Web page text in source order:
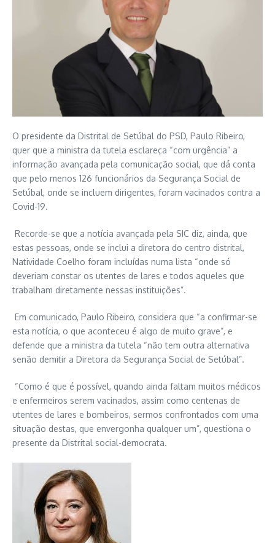
O presidente da Distrital de Setúbal do PSD, Paulo Ribeiro,
quer que a ministra da tutela esclareça “com urgência” a
informação avançada pela comunicação social, que dá conta
que pelo menos 126 funcionários da Segurança Social de
Setúbal, onde se incluem dirigentes, foram vacinados contra a
Covid-19.
Recorde-se que a notícia avançada pela SIC diz, ainda, que
estas pessoas, onde se inclui a diretora do centro distrital,
Natividade Coelho foram incluídas numa lista “onde só
deveriam constar os utentes de lares e todos aqueles que
trabalham diretamente nessas instituições”.
Em comunicado, Paulo Ribeiro, considera que “a confirmar-se
esta notícia, o que aconteceu é algo de muito grave”, e
defende que a ministra da tutela “não tem outra alternativa
senão demitir a Diretora da Segurança Social de Setúbal”.
“Como é que é possível, quando ainda faltam muitos médicos
e enfermeiros serem vacinados, assim como centenas de
utentes de lares e bombeiros, sermos confrontados com uma
situação destas, que envergonha qualquer um”, questiona o
presente da Distrital social-democrata.